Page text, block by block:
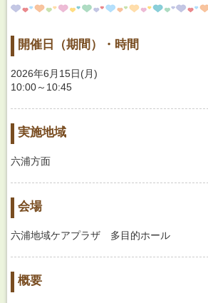
開催日（期間）・時間
2026年6月15日(月)
10:00～10:45
実施地域
六浦方面
会場
六浦地域ケアプラザ 多目的ホール
概要